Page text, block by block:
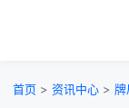
首页 > 资讯中心 >